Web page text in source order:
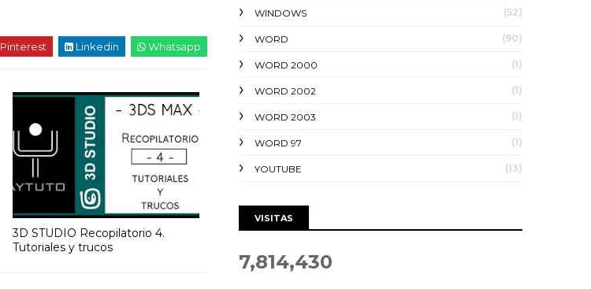
Pinterest Linkedin Whatsapp
3D STUDIO Recopilatorio 4.
Tutoriales y trucos
WINDOWS (52)
WORD (90)
WORD 2000 (1)
WORD 2002 (1)
WORD 2003 (1)
WORD 97 (1)
YOUTUBE (13)
VISITAS
7,814,430